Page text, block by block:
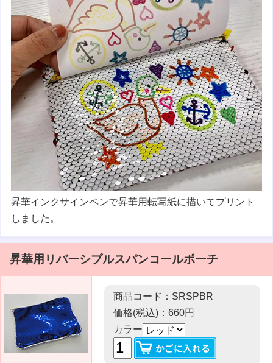
昇華インクサインペンで昇華用転写紙に描いてプリント
しました。
昇華用リバーシブルスパンコールポーチ
商品コード：SRSPBR
価格(税込)：660円
カラー